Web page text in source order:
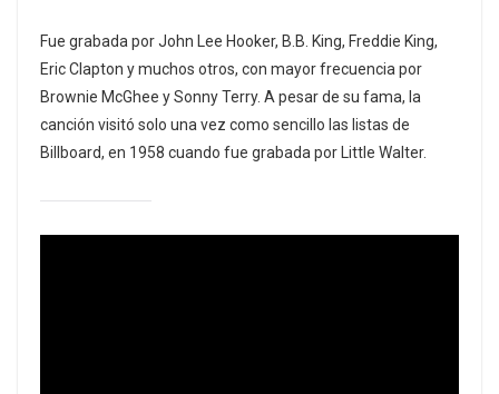
Fue grabada por John Lee Hooker, B.B. King, Freddie King,
Eric Clapton y muchos otros, con mayor frecuencia por
Brownie McGhee y Sonny Terry. A pesar de su fama, la
canción visitó solo una vez como sencillo las listas de
Billboard, en 1958 cuando fue grabada por Little Walter.